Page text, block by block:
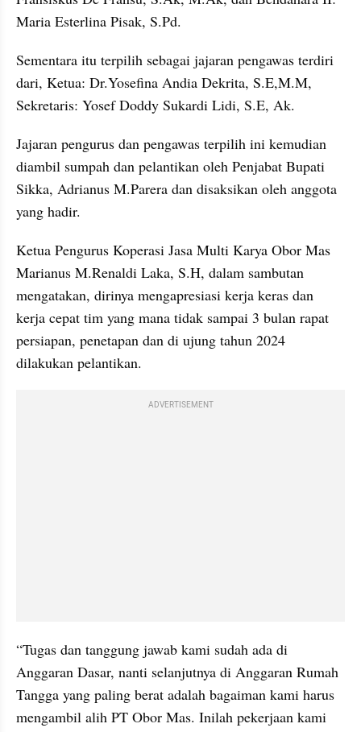
Maria Esterlina Pisak, S.Pd.
Sementara itu terpilih sebagai jajaran pengawas terdiri
dari, Ketua: Dr.Yosefina Andia Dekrita, S.E,M.M,
Sekretaris: Yosef Doddy Sukardi Lidi, S.E, Ak.
Jajaran pengurus dan pengawas terpilih ini kemudian
diambil sumpah dan pelantikan oleh Penjabat Bupati
Sikka, Adrianus M.Parera dan disaksikan oleh anggota
yang hadir.
Ketua Pengurus Koperasi Jasa Multi Karya Obor Mas
Marianus M.Renaldi Laka, S.H, dalam sambutan
mengatakan, dirinya mengapresiasi kerja keras dan
kerja cepat tim yang mana tidak sampai 3 bulan rapat
persiapan, penetapan dan di ujung tahun 2024
dilakukan pelantikan.
ADVERTISEMENT
“Tugas dan tanggung jawab kami sudah ada di
Anggaran Dasar, nanti selanjutnya di Anggaran Rumah
Tangga yang paling berat adalah bagaiman kami harus
mengambil alih PT Obor Mas. Inilah pekerjaan kami